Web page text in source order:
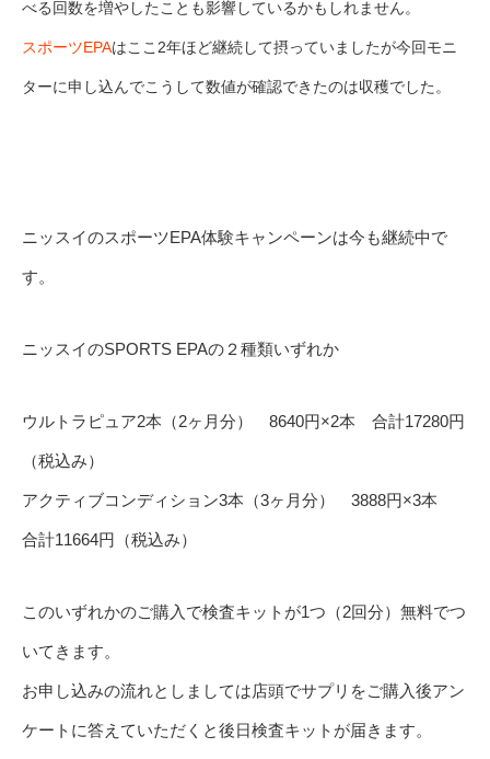
べる回数を増やしたことも影響しているかもしれません。
スポーツEPAはここ2年ほど継続して摂っていましたが今回モニ
ターに申し込んでこうして数値が確認できたのは収穫でした。
ニッスイのスポーツEPA体験キャンペーンは今も継続中で
す。
ニッスイのSPORTS EPAの２種類いずれか
ウルトラピュア2本（2ヶ月分） 8640円×2本 合計17280円
（税込み）
アクティブコンディション3本（3ヶ月分） 3888円×3本
合計11664円（税込み）
このいずれかのご購入で検査キットが1つ（2回分）無料でつ
いてきます。
お申し込みの流れとしましては店頭でサプリをご購入後アン
ケートに答えていただくと後日検査キットが届きます。